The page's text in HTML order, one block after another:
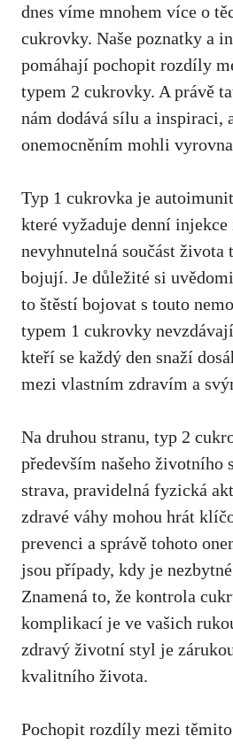
dnes víme mnohem více ‌o
cukrovky.⁤ Naše poznatky a
pomáhají pochopit rozdíly
typem 2 cukrovky. A právě
nám ⁢dodává sílu ⁢a ​inspiraci,
onemocněním mohli
Typ 1‌ cukrovka je
které ⁣vyžaduje ‍denní
nevyhnutelná součást života
⁣bojují. Je‌ důležité si
to štěstí⁤ bojovat s ‌touto
typem 1 cukrovky
kteří se každý den snaží
⁢mezi⁣ vlastním zdravím a
Na⁤ druhou⁢ stranu, typ 2​
především našeho životního
strava, pravidelná fyzická
zdravé váhy mohou‌ hrát
prevenci a správě tohoto
jsou případy, kdy je
Znamená to, že kontrola
komplikací‌ je ve vašich
zdravý životní styl je
⁤kvalitního života.
Pochopit ⁤rozdíly mezi